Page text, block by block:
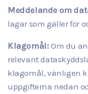
Meddelande om
lagar som gäller för
Klagomål: Om du
relevant
klagomål, vänligen
uppgifterna nedan